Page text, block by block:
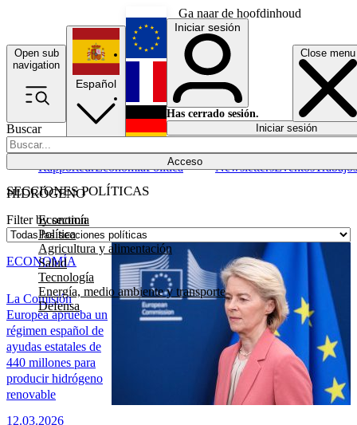
Ga naar de hoofdinhoud
Open sub
navigation
Close menu
Buscar
Acceso
SECCIONES POLÍTICAS
Economía
Política
Agricultura y alimentación
Salud
Tecnología
Energía, medio ambiente y transporte
Defensa
RapporteurEconomíaPolítica NewslettersEventosTrabajos
Español
English
Français
Iniciar sesión
Has cerrado sesión.
Iniciar sesión
HIDRÓGENO
Filter by section
La Comisión
Europea aprueba un
régimen español de
ayudas estatales de
440 millones para
producir hidrógeno
renovable
12.03.2026
ECONOMÍA